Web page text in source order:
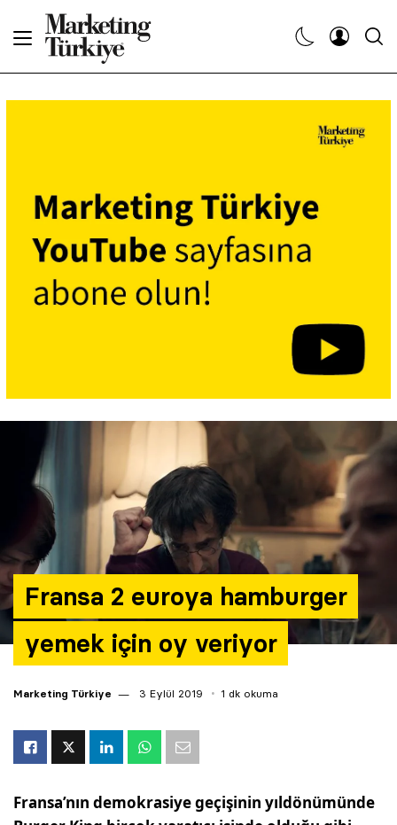
Fransa 2 euroya hamburger
yemek için oy veriyor
Marketing Türkiye 3 Eylül 2019 1 dk okuma
Fransa’nın demokrasiye geçişinin yıldönümünde
Dergiler
Etkinlikler
Araştırma